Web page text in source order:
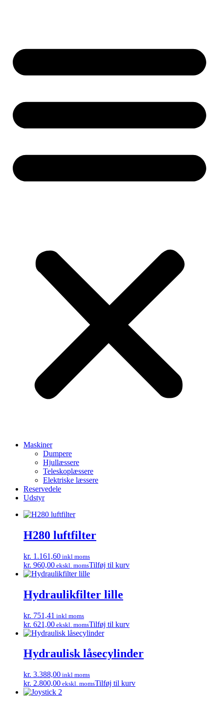
Maskiner
Dumpere
Hjullæssere
Teleskoplæssere
Elektriske læssere
Reservedele
Udstyr
H280 luftfilter
kr. 1.161,60 inkl moms
kr. 960,00 ekskl. momsTilføj til kurv
Hydraulikfilter lille
kr. 751,41 inkl moms
kr. 621,00 ekskl. momsTilføj til kurv
Hydraulisk låsecylinder
kr. 3.388,00 inkl moms
kr. 2.800,00 ekskl. momsTilføj til kurv